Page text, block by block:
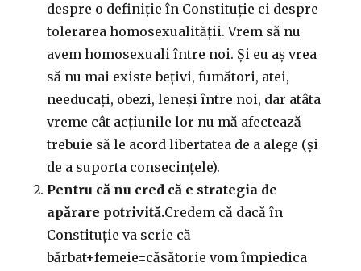
despre o definiție în Constituție ci despre
tolerarea homosexualității. Vrem să nu
avem homosexuali între noi. Și eu aș vrea
să nu mai existe bețivi, fumători, atei,
needucați, obezi, leneși între noi, dar atâta
vreme cât acțiunile lor nu mă afectează
trebuie să le acord libertatea de a alege (și
de a suporta consecințele).
Pentru că nu cred că e strategia de
apărare potrivită.Credem că dacă în
Constituție va scrie că
bărbat+femeie=căsătorie vom împiedica